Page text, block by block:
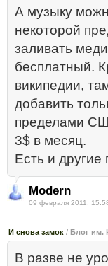
А музыку
некоторой
заливать
бесплатный.
википедии,
добавить
пределами
3$ в месяц.
Есть и
Modern
09 февраля 2011,
И снова замок / Блог им.
В разве не